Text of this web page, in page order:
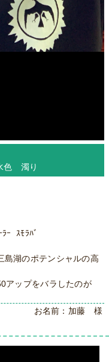
濁り
ﾗｰ ｽﾓﾗﾊﾞ
島湖のポテンシャルの高
アップをバラしたのが
お名前：加藤 様